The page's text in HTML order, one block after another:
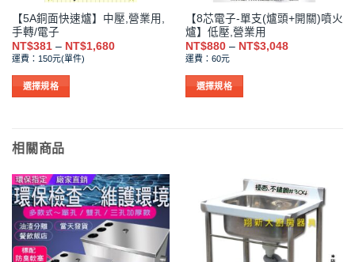
【5A銅面快速爐】中壓,營業用,
手轉/電子
NT$381 – NT$1,680價
運費：150元(單件)
選擇規格
品
有
多
種
款
式。
可
在
【8芯電子-單支(爐頭+開關)噴火
爐】低壓,營業用
NT$880 – NT$3,048價
運費：60元
選擇規格
相關商品